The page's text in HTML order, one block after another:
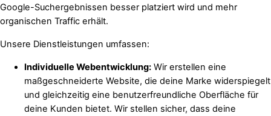
Google-Suchergebnissen besser platziert wird und mehr
organischen Traffic erhält.
Unsere Dienstleistungen umfassen:
Individuelle Webentwicklung: Wir erstellen eine
maßgeschneiderte Website, die deine Marke widerspiegelt
und gleichzeitig eine benutzerfreundliche Oberfläche für
deine Kunden bietet. Wir stellen sicher, dass deine